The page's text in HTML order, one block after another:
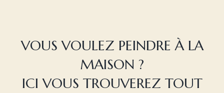
VOUS VOULEZ PEINDRE À LA
MAISON ?
ICI VOUS TROUVEREZ TOUT